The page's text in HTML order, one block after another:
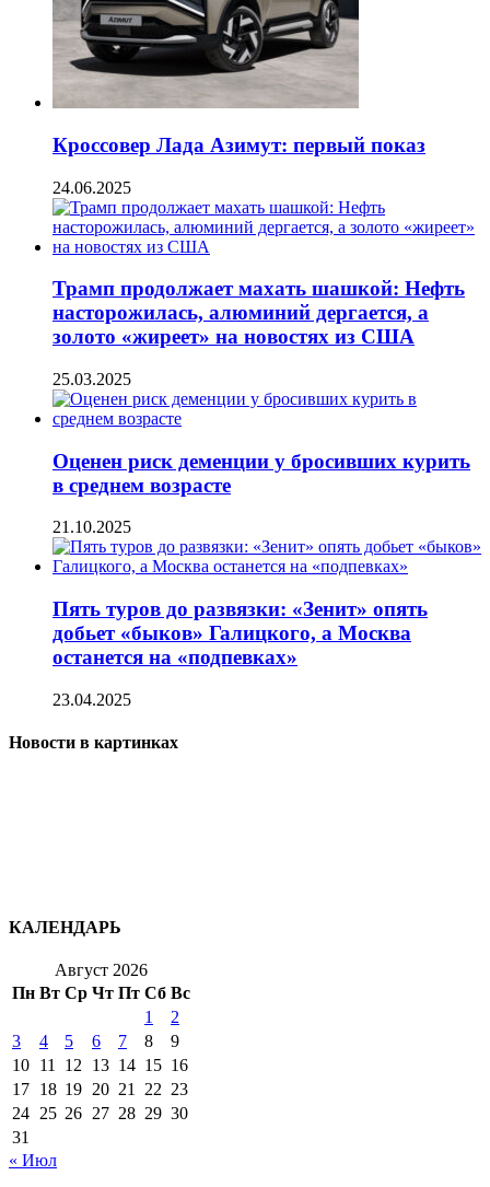
Кроссовер Лада Азимут: первый показ
24.06.2025
Трамп продолжает махать шашкой: Нефть
насторожилась, алюминий дергается, а
золото «жиреет» на новостях из США
25.03.2025
Оценен риск деменции у бросивших курить
в среднем возрасте
21.10.2025
Пять туров до развязки: «Зенит» опять
добьет «быков» Галицкого, а Москва
останется на «подпевках»
23.04.2025
Новости в картинках
КАЛЕНДАРЬ
Август 2026
Пн Вт Ср Чт Пт Сб Вс
1
2
3
4 5 6 7 8
9
10 11 12 13 14 15 16
17 18 19 20 21 22 23
24 25 26 27 28 29 30
31
« Июл